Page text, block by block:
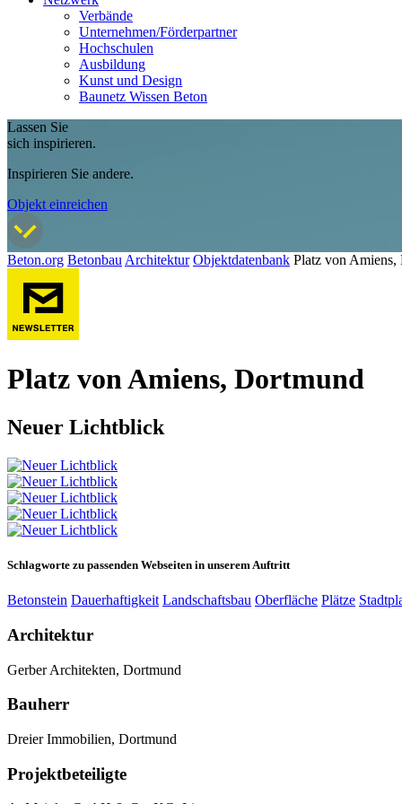
Verbände
Unternehmen/Förderpartner
Hochschulen
Ausbildung
Kunst und Design
Baunetz Wissen Beton
Lassen Sie
sich inspirieren.
Inspirieren Sie andere.
Objekt einreichen
Beton.org Betonbau Architektur Objektdatenbank Platz von Amiens,
Platz von Amiens, Dortmund
Neuer Lichtblick
Schlagworte zu passenden Webseiten in unserem Auftritt
Betonstein Dauerhaftigkeit Landschaftsbau Oberfläche Plätze
Architektur
Gerber Architekten, Dortmund
Bauherr
Dreier Immobilien, Dortmund
Projektbeteiligte